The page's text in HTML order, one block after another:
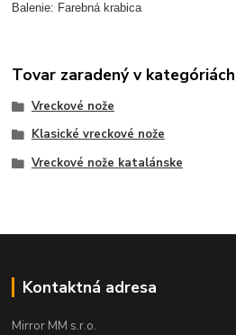
Balenie: Farebná krabica
Tovar zaradený v kategóriách
Vreckové nože
Klasické vreckové nože
Vreckové nože katalánske
Kontaktná adresa
Mirror MM s.r.o.